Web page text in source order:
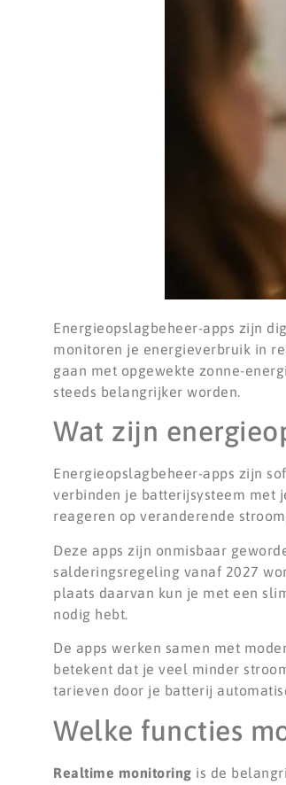
Energieopslagbeheer-apps zijn
monitoren je energieverbruik in
gaan met opgewekte zonne-
steeds belangrijker worden.
Wat zijn
Energieopslagbeheer-apps zijn
verbinden je batterijsysteem met
reageren op veranderende
Deze apps zijn onmisbaar
salderingsregeling vanaf 2027
plaats daarvan kun je met een
nodig hebt.
De apps werken samen met
betekent dat je veel minder
tarieven door je batterij
Welke functies
Realtime monitoring is de